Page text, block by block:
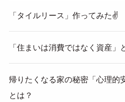
「タイルリース」作ってみた✌
「住まいは消費ではなく資産
帰りたくなる家の秘密「心理的
とは？